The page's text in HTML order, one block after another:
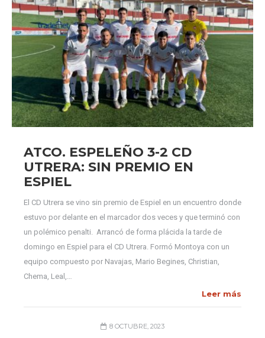
ATCO. ESPELEÑO 3-2 CD
UTRERA: SIN PREMIO EN
ESPIEL
El CD Utrera se vino sin premio de Espiel en un encuentro donde
estuvo por delante en el marcador dos veces y que terminó con
un polémico penalti. Arrancó de forma plácida la tarde de
domingo en Espiel para el CD Utrera. Formó Montoya con un
equipo compuesto por Navajas, Mario Begines, Christian,
Chema, Leal,…
Leer más
8 OCTUBRE, 2023